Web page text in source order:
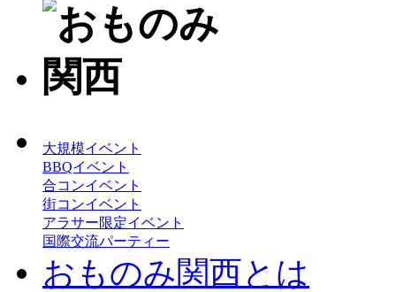
大規模イベント
BBQイベント
合コンイベント
街コンイベント
アラサー限定イベント
国際交流パーティー
おものみ関西とは